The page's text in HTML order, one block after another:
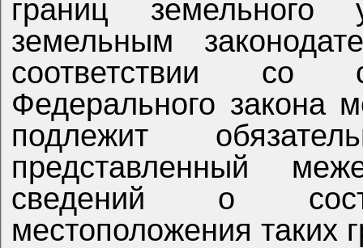
границ земельного
земельным
соответствии со
Федерального закона
подлежит
представленный
сведений о
местоположения таких